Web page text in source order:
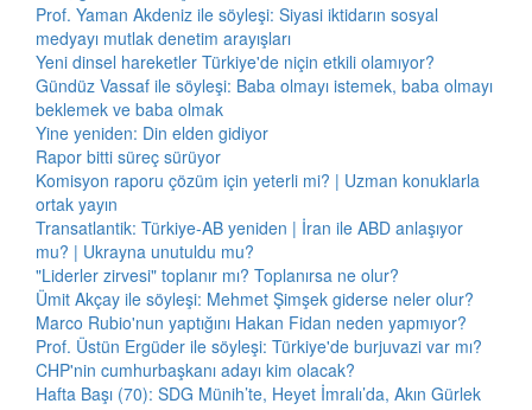
Prof. Yaman Akdeniz ile söyleşi: Siyasi iktidarın sosyal
medyayı mutlak denetim arayışları
Yeni dinsel hareketler Türkiye'de niçin etkili olamıyor?
Gündüz Vassaf ile söyleşi: Baba olmayı istemek, baba olmayı
beklemek ve baba olmak
Yine yeniden: Din elden gidiyor
Rapor bitti süreç sürüyor
Komisyon raporu çözüm için yeterli mi? | Uzman konuklarla
ortak yayın
Transatlantik: Türkiye-AB yeniden | İran ile ABD anlaşıyor
mu? | Ukrayna unutuldu mu?
"Liderler zirvesi" toplanır mı? Toplanırsa ne olur?
Ümit Akçay ile söyleşi: Mehmet Şimşek giderse neler olur?
Marco Rubio'nun yaptığını Hakan Fidan neden yapmıyor?
Prof. Üstün Ergüder ile söyleşi: Türkiye'de burjuvazi var mı?
CHP'nin cumhurbaşkanı adayı kim olacak?
Hafta Başı (70): SDG Münih’te, Heyet İmralı’da, Akın Gürlek